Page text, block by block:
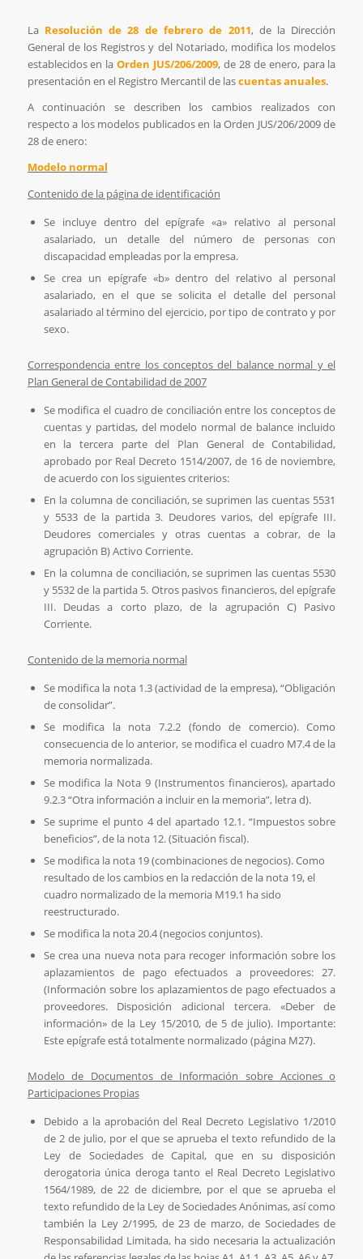
La Resolución de 28 de febrero de 2011, de la Dirección
General de los Registros y del Notariado, modifica los modelos
establecidos en laOrden JUS/206/2009, de 28 de enero, para la
presentación en el Registro Mercantil de lascuentas anuales.
A continuación se describen los cambios realizados con
respecto a los modelos publicados en la Orden JUS/206/2009 de
28 de enero:
Modelo normal
Contenido de la página de identificación
Se incluye dentro del epígrafe «a» relativo al personal
asalariado, un detalle del número de personas con
discapacidad empleadas por la empresa.
Se crea un epígrafe «b» dentro del relativo al personal
asalariado, en el que se solicita el detalle del personal
asalariado al término del ejercicio, por tipo de contrato y por
sexo.
Correspondencia entre los conceptos del balance normal y el
Plan General de Contabilidad de 2007
Se modifica el cuadro de conciliación entre los conceptos de
cuentas y partidas, del modelo normal de balance incluido
en la tercera parte del Plan General de Contabilidad,
aprobado por Real Decreto 1514/2007, de 16 de noviembre,
de acuerdo con los siguientes criterios:
En la columna de conciliación, se suprimen las cuentas 5531
y 5533 de la partida 3. Deudores varios, del epígrafe III.
Deudores comerciales y otras cuentas a cobrar, de la
agrupación B) Activo Corriente.
En la columna de conciliación, se suprimen las cuentas 5530
y 5532 de la partida 5. Otros pasivos financieros, del epígrafe
III. Deudas a corto plazo, de la agrupación C) Pasivo
Corriente.
Contenido de la memoria normal
Se modifica la nota 1.3 (actividad de la empresa), “Obligación
de consolidar”.
Se modifica la nota 7.2.2 (fondo de comercio). Como
consecuencia de lo anterior, se modifica el cuadro M7.4 de la
memoria normalizada.
Se modifica la Nota 9 (Instrumentos financieros), apartado
9.2.3 “Otra información a incluir en la memoria”, letra d).
Se suprime el punto 4 del apartado 12.1. “Impuestos sobre
beneficios”, de la nota 12. (Situación fiscal).
Se modifica la nota 19 (combinaciones de negocios). Como
resultado de los cambios en la redacción de la nota 19, el
cuadro normalizado de la memoria M19.1 ha sido
reestructurado.
Se modifica la nota 20.4 (negocios conjuntos).
Se crea una nueva nota para recoger información sobre los
aplazamientos de pago efectuados a proveedores: 27.
(Información sobre los aplazamientos de pago efectuados a
proveedores. Disposición adicional tercera. «Deber de
información» de la Ley 15/2010, de 5 de julio). Importante:
Este epígrafe está totalmente normalizado (página M27).
Modelo de Documentos de Información sobre Acciones o
Participaciones Propias
Debido a la aprobación del Real Decreto Legislativo 1/2010
de 2 de julio, por el que se aprueba el texto refundido de la
Ley de Sociedades de Capital, que en su disposición
derogatoria única deroga tanto el Real Decreto Legislativo
1564/1989, de 22 de diciembre, por el que se aprueba el
texto refundido de la Ley de Sociedades Anónimas, así como
también la Ley 2/1995, de 23 de marzo, de Sociedades de
Responsabilidad Limitada, ha sido necesaria la actualización